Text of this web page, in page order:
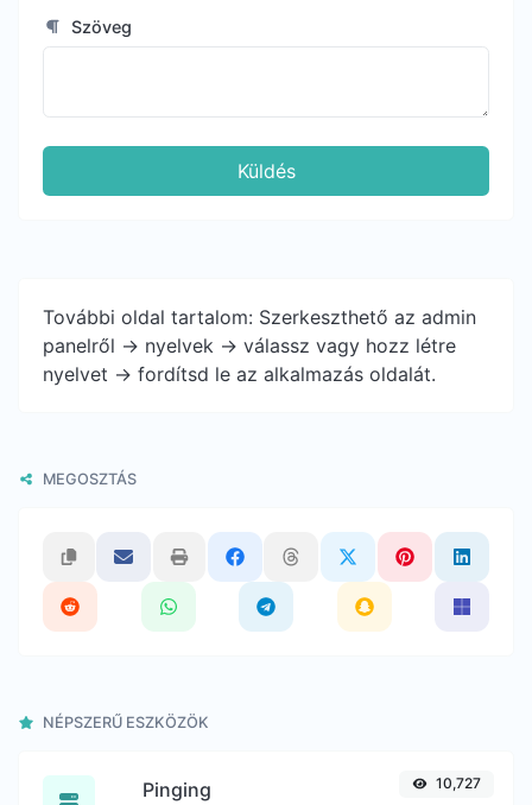
Szöveg
Küldés
További oldal tartalom: Szerkeszthető az admin
panelről -> nyelvek -> válassz vagy hozz létre
nyelvet -> fordítsd le az alkalmazás oldalát.
MEGOSZTÁS
NÉPSZERŰ ESZKÖZÖK
Pinging 10,727